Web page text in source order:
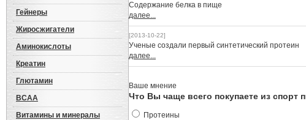
Гейнеры
Жиросжигатели
Аминокислоты
Креатин
Глютамин
BCAA
Витамины и минералы
Cодержание белка в пище
далее...
[2013-10-22]
Ученые создали первый синтетический протеин
далее...
Ваше мнение
Что Вы чаще всего покупаете из спорт
Протеины